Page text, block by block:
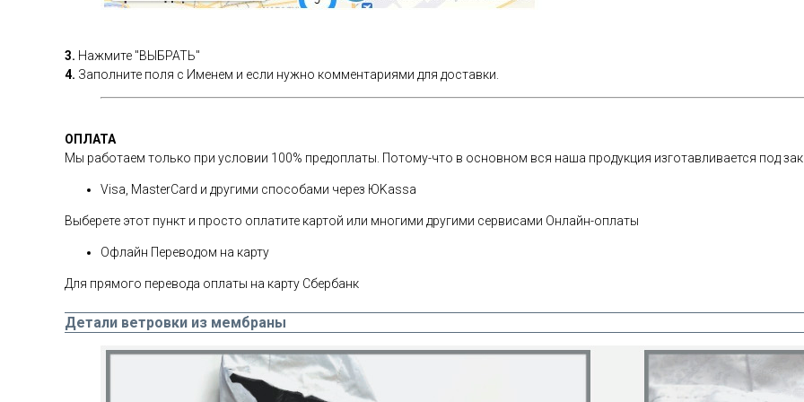
3. Нажмите "ВЫБРАТЬ"
4. Заполните поля с Именем и если нужно комментариями для доставки.
ОПЛАТА
Мы работаем только при условии 100% предоплаты. Потому-что в основном вся наша продукция изготавливается под
Visa, MasterCard и другими способами через ЮKassa
Выберете этот пункт и просто оплатите картой или многими другими сервисами Онлайн-оплаты
Офлайн Переводом на карту
Для прямого перевода оплаты на карту Сбербанк
Детали ветровки из мембраны